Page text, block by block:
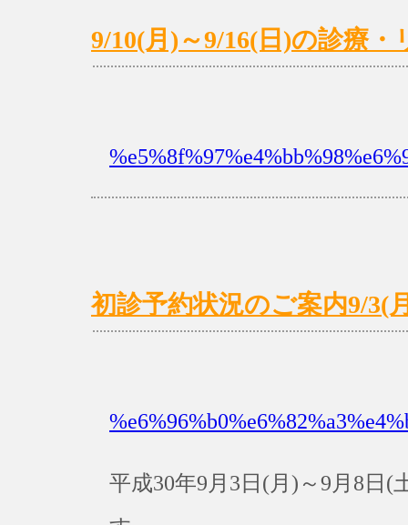
9/10(月)～9/16(日)の診療
初診予約状況のご案内9/3(
平成30年9月3日(月)～9月8日